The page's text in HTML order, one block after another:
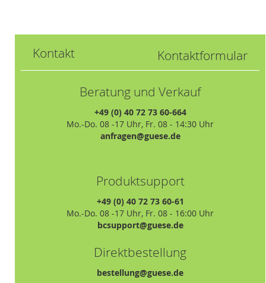
Kontakt Kontaktformular
Beratung und Verkauf
+49 (0) 40 72 73 60-664
Mo.-Do. 08 -17 Uhr, Fr. 08 - 14:30 Uhr
anfragen@guese.de
Produktsupport
+49 (0) 40 72 73 60-61
Mo.-Do. 08 -17 Uhr, Fr. 08 - 16:00 Uhr
bcsupport@guese.de
Direktbestellung
bestellung@guese.de